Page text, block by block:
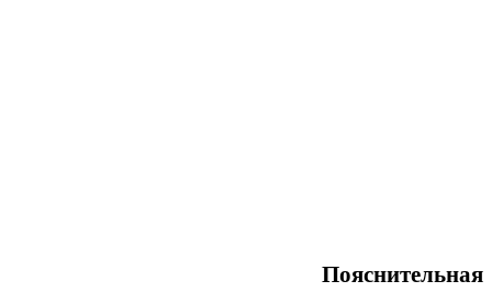
Пояснительная